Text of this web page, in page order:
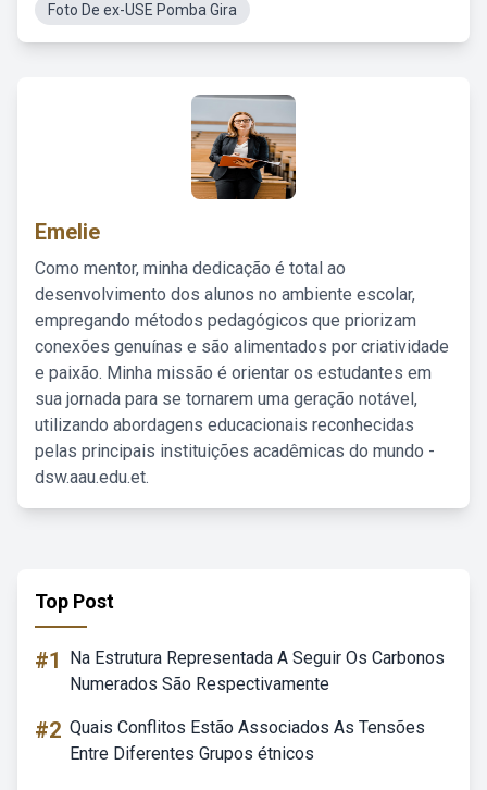
Foto De ex-USE Pomba Gira
Emelie
Como mentor, minha dedicação é total ao
desenvolvimento dos alunos no ambiente escolar,
empregando métodos pedagógicos que priorizam
conexões genuínas e são alimentados por criatividade
e paixão. Minha missão é orientar os estudantes em
sua jornada para se tornarem uma geração notável,
utilizando abordagens educacionais reconhecidas
pelas principais instituições acadêmicas do mundo -
dsw.aau.edu.et.
Top Post
#1
Na Estrutura Representada A Seguir Os Carbonos
Numerados São Respectivamente
#2 Quais Conflitos Estão Associados As Tensões
Entre Diferentes Grupos étnicos